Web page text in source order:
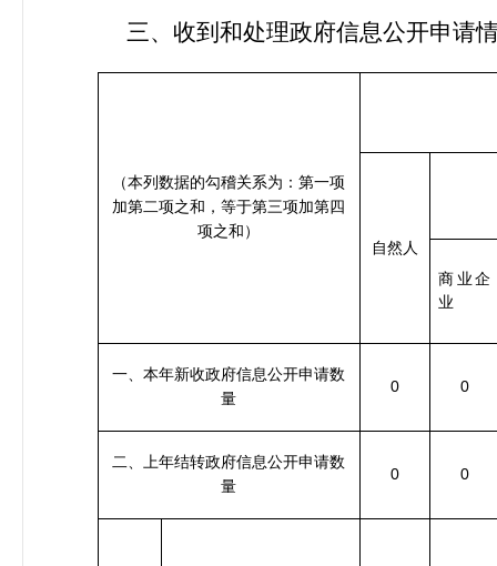
三、收到和处理政府信息公开申请
（本列数据的勾稽关系为：第一项
加第二项之和，等于第三项加第四
项之和）
自然人
商业企
业
一、本年新收政府信息公开申请数
量
0 0
二、上年结转政府信息公开申请数
量
0 0